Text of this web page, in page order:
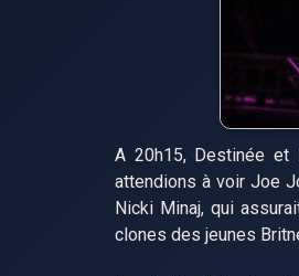
A 20h15, Destinée et
attendions à voir Joe
Nicki Minaj, qui
clones des jeunes